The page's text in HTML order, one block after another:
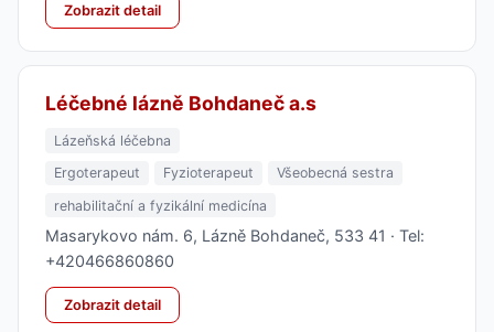
Zobrazit detail
Léčebné lázně Bohdaneč a.s
Lázeňská léčebna
Ergoterapeut
Fyzioterapeut
Všeobecná sestra
rehabilitační a fyzikální medicína
Masarykovo nám. 6, Lázně Bohdaneč, 533 41 · Tel:
+420466860860
Zobrazit detail